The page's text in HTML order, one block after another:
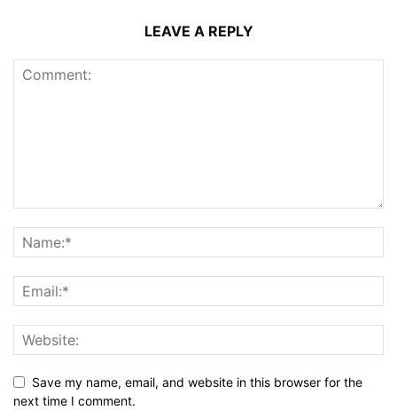
LEAVE A REPLY
Save my name, email, and website in this browser for the
next time I comment.